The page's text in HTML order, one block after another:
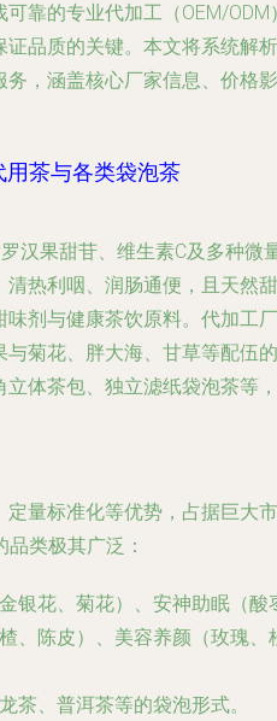
靠的专业代加工（OEM/ODM
品质的关键。本文将系统解析
，涵盖核心厂家信息、价格影
茶与各类袋泡茶
汉果甜苷、维生素C及多种微
热利咽、润肠通便，且天然甜
剂与健康茶饮原料。代加工厂
菊花、胖大海、甘草等配伍的
体茶包、独立滤纸袋泡茶等，
量标准化等优势，占据巨大市
类极其广泛：
银花、菊花）、安神助眠（酸
、陈皮）、美容养颜（玫瑰、
茶、普洱茶等的袋泡形式。